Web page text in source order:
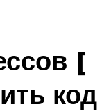
[
код